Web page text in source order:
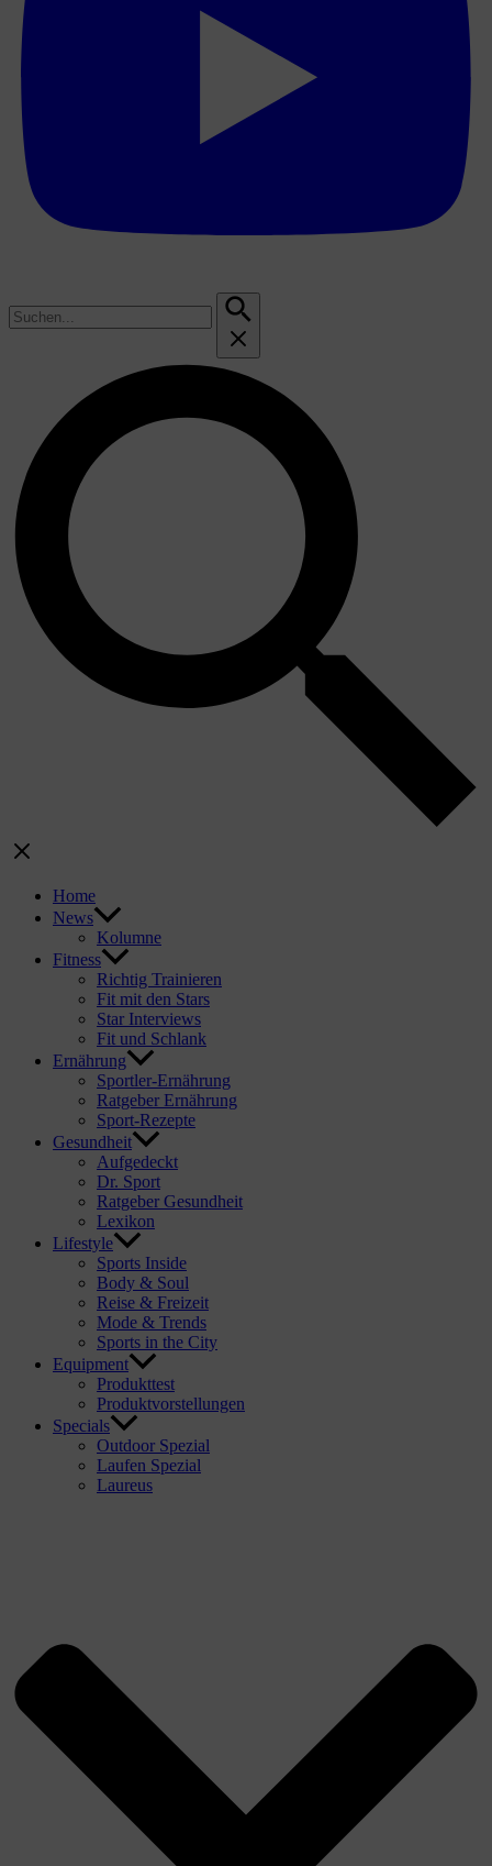
nach:
Home
News
Kolumne
Fitness
Richtig Trainieren
Fit mit den Stars
Star Interviews
Fit und Schlank
Ernährung
Sportler-Ernährung
Ratgeber Ernährung
Sport-Rezepte
Gesundheit
Aufgedeckt
Dr. Sport
Ratgeber Gesundheit
Lexikon
Lifestyle
Sports Inside
Body & Soul
Reise & Freizeit
Mode & Trends
Sports in the City
Equipment
Produkttest
Produktvorstellungen
Specials
Outdoor Spezial
Laufen Spezial
Laureus